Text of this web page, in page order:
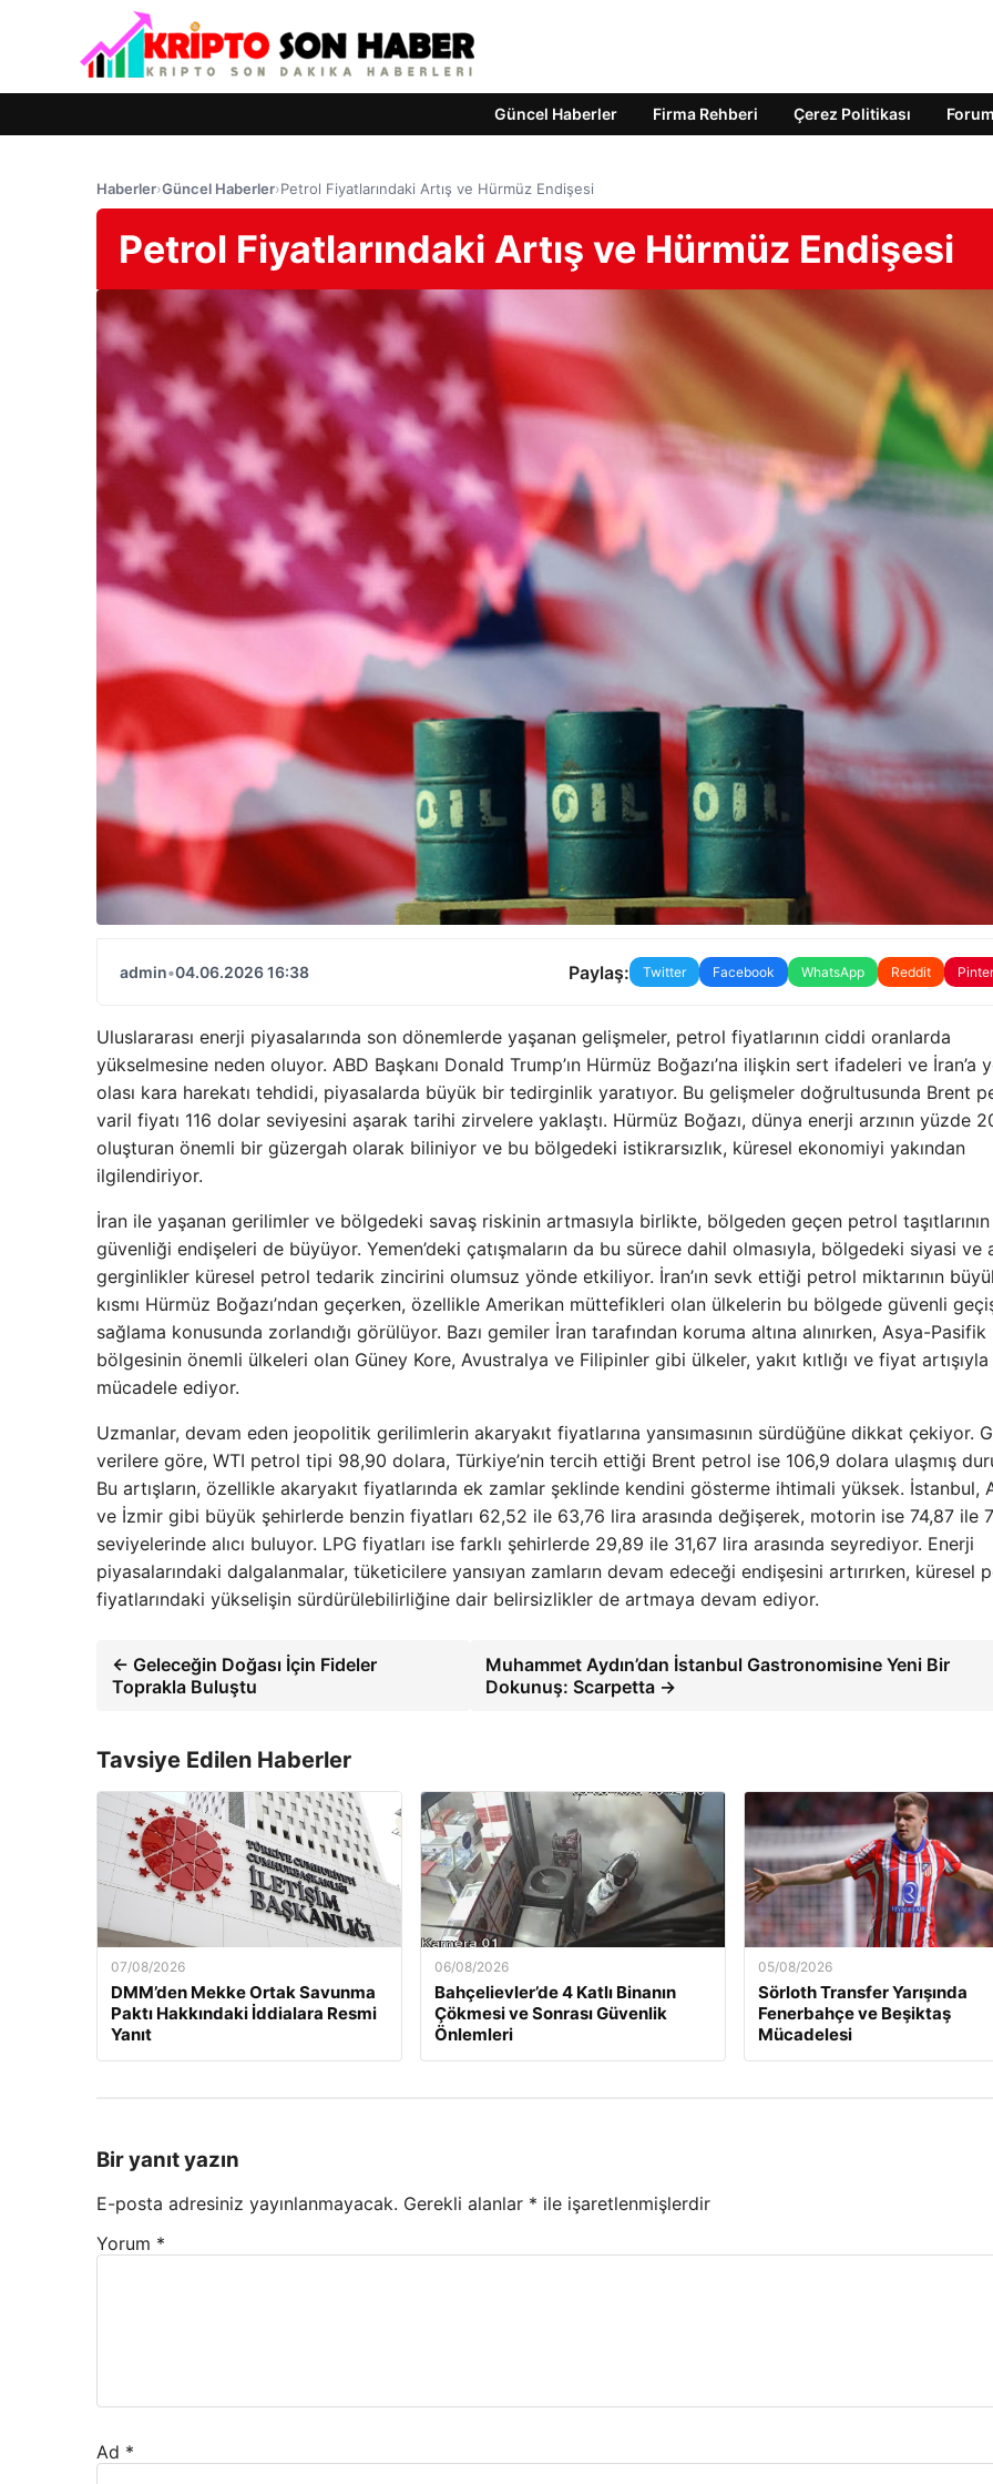
Güncel Haberler Firma Rehberi Çerez Politikası Forum
Haberler›Güncel Haberler›Petrol Fiyatlarındaki Artış ve Hürmüz Endişesi
Petrol Fiyatlarındaki Artış ve Hürmüz Endişesi
admin•04.06.2026 16:38 Paylaş: Twitter Facebook WhatsApp Reddit
Uluslararası enerji piyasalarında son dönemlerde yaşanan gelişmeler, petrol fiyatlarının ciddi oranlarda
yükselmesine neden oluyor. ABD Başkanı Donald Trump’ın Hürmüz Boğazı’na ilişkin sert ifadeleri ve İran’a
olası kara harekatı tehdidi, piyasalarda büyük bir tedirginlik yaratıyor. Bu gelişmeler doğrultusunda Brent
varil fiyatı 116 dolar seviyesini aşarak tarihi zirvelere yaklaştı. Hürmüz Boğazı, dünya enerji arzının yüzde
oluşturan önemli bir güzergah olarak biliniyor ve bu bölgedeki istikrarsızlık, küresel ekonomiyi yakından
ilgilendiriyor.
İran ile yaşanan gerilimler ve bölgedeki savaş riskinin artmasıyla birlikte, bölgeden geçen petrol taşıtlarının
güvenliği endişeleri de büyüyor. Yemen’deki çatışmaların da bu sürece dahil olmasıyla, bölgedeki siyasi ve
gerginlikler küresel petrol tedarik zincirini olumsuz yönde etkiliyor. İran’ın sevk ettiği petrol miktarının
kısmı Hürmüz Boğazı’ndan geçerken, özellikle Amerikan müttefikleri olan ülkelerin bu bölgede güvenli
sağlama konusunda zorlandığı görülüyor. Bazı gemiler İran tarafından koruma altına alınırken, Asya-Pasifik
bölgesinin önemli ülkeleri olan Güney Kore, Avustralya ve Filipinler gibi ülkeler, yakıt kıtlığı ve fiyat artışıyla
mücadele ediyor.
Uzmanlar, devam eden jeopolitik gerilimlerin akaryakıt fiyatlarına yansımasının sürdüğüne dikkat çekiyor.
verilere göre, WTI petrol tipi 98,90 dolara, Türkiye’nin tercih ettiği Brent petrol ise 106,9 dolara ulaşmış
Bu artışların, özellikle akaryakıt fiyatlarında ek zamlar şeklinde kendini gösterme ihtimali yüksek. İstanbul,
ve İzmir gibi büyük şehirlerde benzin fiyatları 62,52 ile 63,76 lira arasında değişerek, motorin ise 74,87 ile
seviyelerinde alıcı buluyor. LPG fiyatları ise farklı şehirlerde 29,89 ile 31,67 lira arasında seyrediyor. Enerji
piyasalarındaki dalgalanmalar, tüketicilere yansıyan zamların devam edeceği endişesini artırırken, küresel
fiyatlarındaki yükselişin sürdürülebilirliğine dair belirsizlikler de artmaya devam ediyor.
← Geleceğin Doğası İçin Fideler
Toprakla Buluştu
Muhammet Aydın’dan İstanbul Gastronomisine Yeni Bir
Dokunuş: Scarpetta →
Tavsiye Edilen Haberler
07/08/2026
DMM’den Mekke Ortak Savunma
Paktı Hakkındaki İddialara Resmi
Yanıt
06/08/2026
Bahçelievler’de 4 Katlı Binanın
Çökmesi ve Sonrası Güvenlik
Önlemleri
05/08/2026
Sörloth Transfer Yarışında
Fenerbahçe ve Beşiktaş
Mücadelesi
Bir yanıt yazın
E-posta adresiniz yayınlanmayacak. Gerekli alanlar * ile işaretlenmişlerdir
Yorum *
Ad *